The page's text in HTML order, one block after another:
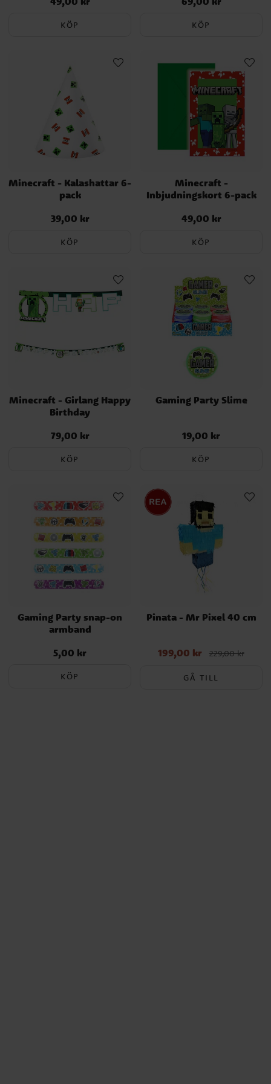
KÖP KÖP
Minecraft - Kalashattar 6-
pack
Pris:39,00 kr
39,00 kr
KÖP
Minecraft -
Inbjudningskort 6-pack
Pris:49,00 kr
49,00 kr
KÖP
Minecraft - Girlang Happy
Birthday
Pris:79,00 kr
79,00 kr
KÖP
Gaming Party Slime
Pris:19,00 kr
19,00 kr
KÖP
Gaming Party snap-on
armband
Pris:5,00 kr
5,00 kr
KÖP
Pinata - Mr Pixel 40 cm
Nuvarande pris:
199,00 kr Tidigare pris
199,00 kr 229,00 kr
GÅ TILL